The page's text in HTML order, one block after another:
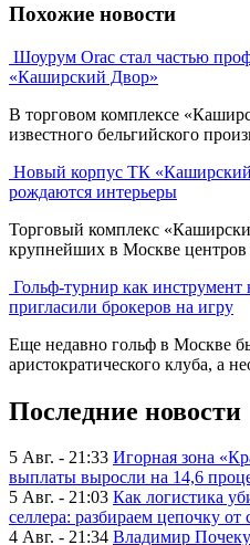
Похожие новости
Шоурум Orac стал частью
«Каширский Двор»
В торговом комплексе
известного бельгийского
Новый корпус ТК «Каширский
рождаются интерьеры
Торговый комплекс
крупнейших в Москве центров
Гольф-турнир как инструмент
пригласили брокеров на игру
Еще недавно гольф в Москве
аристократического клуба, а
Последние новости
5 Авг. - 21:33 Игорная зона
выплаты выросли на 14,6
5 Авг. - 21:03 Как логистика
селлера: разбираем цепочку от
4 Авг. - 21:34 Владимир